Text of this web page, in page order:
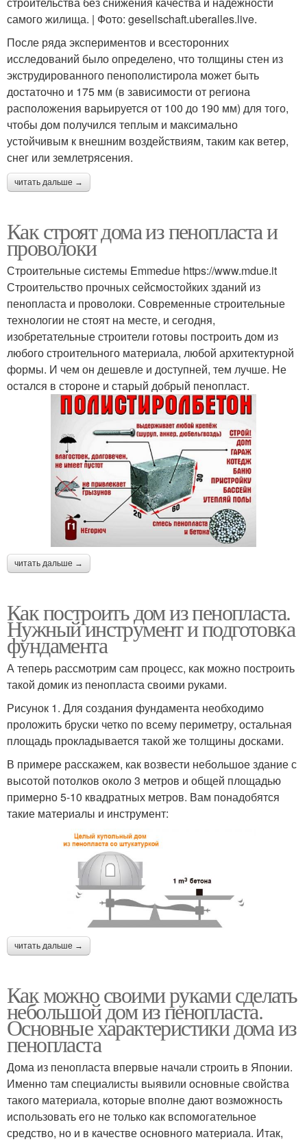
самого жилища. | Фото: gesellschaft.uberalles.live.
После ряда экспериментов и всесторонних
исследований было определено, что толщины стен из
экструдированного пенополистирола может быть
достаточно и 175 мм (в зависимости от региона
расположения варьируется от 100 до 190 мм) для того,
чтобы дом получился теплым и максимально
устойчивым к внешним воздействиям, таким как ветер,
снег или землетрясения.
читать дальше →
Как строят дома из пенопласта и
проволоки
Строительные системы Emmedue https://www.mdue.it
Строительство прочных сейсмостойких зданий из
пенопласта и проволоки. Современные строительные
технологии не стоят на месте, и сегодня,
изобретательные строители готовы построить дом из
любого строительного материала, любой архитектурной
формы. И чем он дешевле и доступней, тем лучше. Не
остался в стороне и старый добрый пенопласт.
читать дальше →
Как построить дом из пенопласта.
Нужный инструмент и подготовка
фундамента
А теперь рассмотрим сам процесс, как можно построить
такой домик из пенопласта своими руками.
Рисунок 1. Для создания фундамента необходимо
проложить бруски четко по всему периметру, остальная
площадь прокладывается такой же толщины досками.
В примере расскажем, как возвести небольшое здание с
высотой потолков около 3 метров и общей площадью
примерно 5-10 квадратных метров. Вам понадобятся
такие материалы и инструмент:
читать дальше →
Как можно своими руками сделать
небольшой дом из пенопласта.
Основные характеристики дома из
пенопласта
Дома из пенопласта впервые начали строить в Японии.
Именно там специалисты выявили основные свойства
такого материала, которые вполне дают возможность
использовать его не только как вспомогательное
средство, но и в качестве основного материала. Итак,